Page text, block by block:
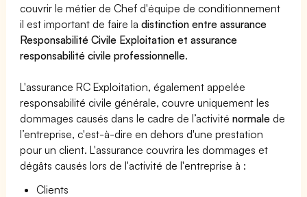
couvrir le métier de Chef d'équipe de conditionnement
il est important de faire ladistinction entre assurance
Responsabilité Civile Exploitation et assurance
responsabilité civile professionnelle.
L'assurance RC Exploitation, également appelée
responsabilité civile générale, couvre uniquement les
dommages causés dans le cadre de l’activiténormale de
l’entreprise, c'est-à-dire en dehors d'une prestation
pour un client. L'assurance couvrira les dommages et
dégâts causés lors de l'activité de l'entreprise à :
Clients